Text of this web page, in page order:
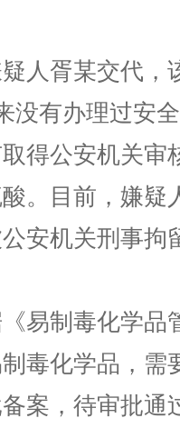
胥某交代，
没有办理过安
得公安机关审
。目前，嫌疑
安机关刑事拘
制毒化学品
毒化学品，需
案，待审批通